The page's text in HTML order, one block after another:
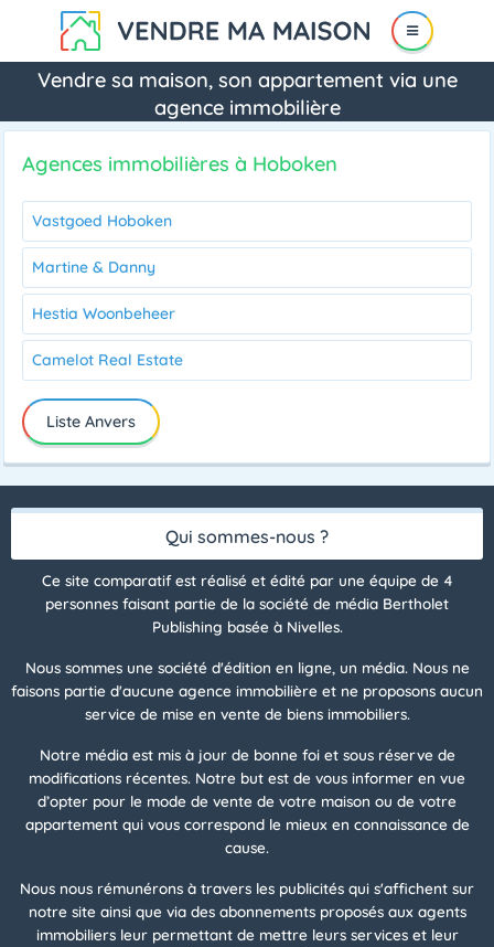
Vendre sa maison, son appartement via une
agence immobilière
Agences immobilières à Hoboken
Vastgoed Hoboken
Martine & Danny
Hestia Woonbeheer
Camelot Real Estate
Liste Anvers
Qui sommes-nous ?
Ce site comparatif est réalisé et édité par une équipe de 4
personnes faisant partie de la société de média Bertholet
Publishing basée à Nivelles.
Nous sommes une société d'édition en ligne, un média. Nous ne
faisons partie d'aucune agence immobilière et ne proposons aucun
service de mise en vente de biens immobiliers.
Notre média est mis à jour de bonne foi et sous réserve de
modifications récentes. Notre but est de vous informer en vue
d’opter pour le mode de vente de votre maison ou de votre
appartement qui vous correspond le mieux en connaissance de
cause.
Nous nous rémunérons à travers les publicités qui s'affichent sur
notre site ainsi que via des abonnements proposés aux agents
immobiliers leur permettant de mettre leurs services et leur